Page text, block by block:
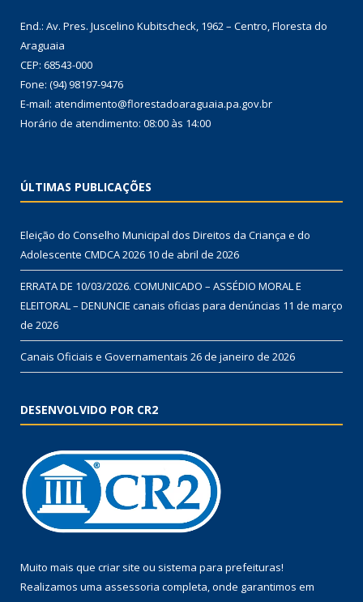
End.: Av. Pres. Juscelino Kubitscheck, 1962 – Centro, Floresta do
Araguaia
CEP: 68543-000
Fone: (94) 98197-9476
E-mail: atendimento@florestadoaraguaia.pa.gov.br
Horário de atendimento: 08:00 às 14:00
ÚLTIMAS PUBLICAÇÕES
Eleição do Conselho Municipal dos Direitos da Criança e do
Adolescente CMDCA 2026 10 de abril de 2026
ERRATA DE 10/03/2026. COMUNICADO – ASSÉDIO MORAL E
ELEITORAL – DENUNCIE canais oficias para denúncias 11 de março
de 2026
Canais Oficiais e Governamentais 26 de janeiro de 2026
DESENVOLVIDO POR CR2
Muito mais que criar site ou sistema para prefeituras!
Realizamos uma assessoria completa, onde garantimos em